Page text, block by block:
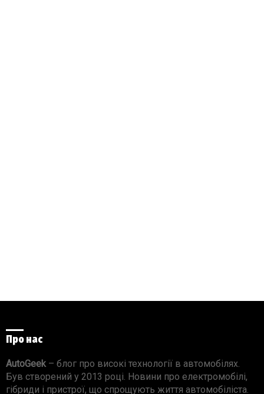
Про нас
AutoGeek– блог про високі технології в автомобілях.
Був створений у 2013 році. Новини про електромобілі,
гібриди і пристрої, що спрощують життя автомобіліста.